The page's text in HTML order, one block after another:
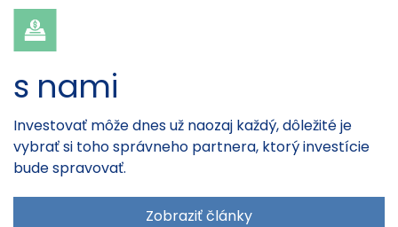
s nami
Investovať môže dnes už naozaj každý, dôležité je
vybrať si toho správneho partnera, ktorý investície
bude spravovať.
Zobraziť články